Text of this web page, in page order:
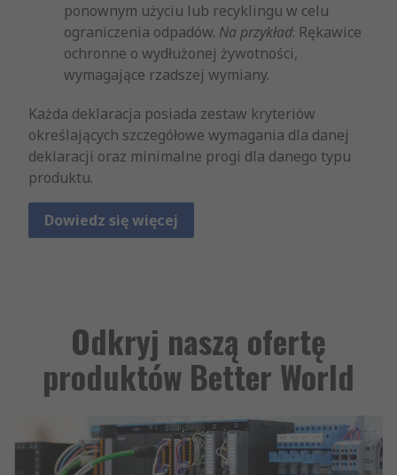
ponownym użyciu lub recyklingu w celu
ograniczenia odpadów. Na przykład: Rękawice
ochronne o wydłużonej żywotności,
wymagające rzadszej wymiany.
Każda deklaracja posiada zestaw kryteriów
określających szczegółowe wymagania dla danej
deklaracji oraz minimalne progi dla danego typu
produktu.
Dowiedz się więcej
Odkryj naszą ofertę
produktów Better World